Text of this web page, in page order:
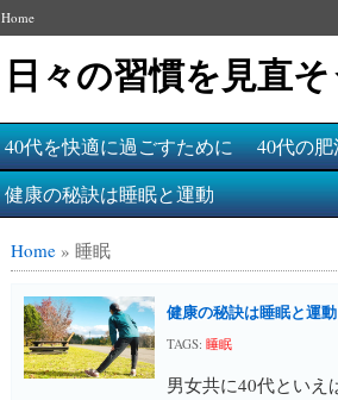
Home
日々の習慣を見直そ
40代を快適に過ごすために 40代の
健康の秘訣は睡眠と運動
Home» 睡眠
健康の秘訣は睡眠と運動
TAGS: 睡眠
男女共に40代といえ